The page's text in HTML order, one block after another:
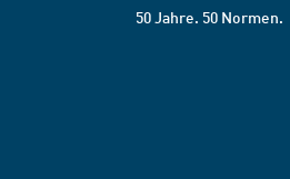
50 Jahre. 50 Normen.